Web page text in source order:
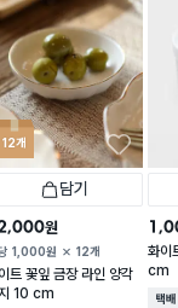
12개
담기
원
1,000원 12개
트 꽃잎 금장 라인 양각
10 cm
화이
cm
택배